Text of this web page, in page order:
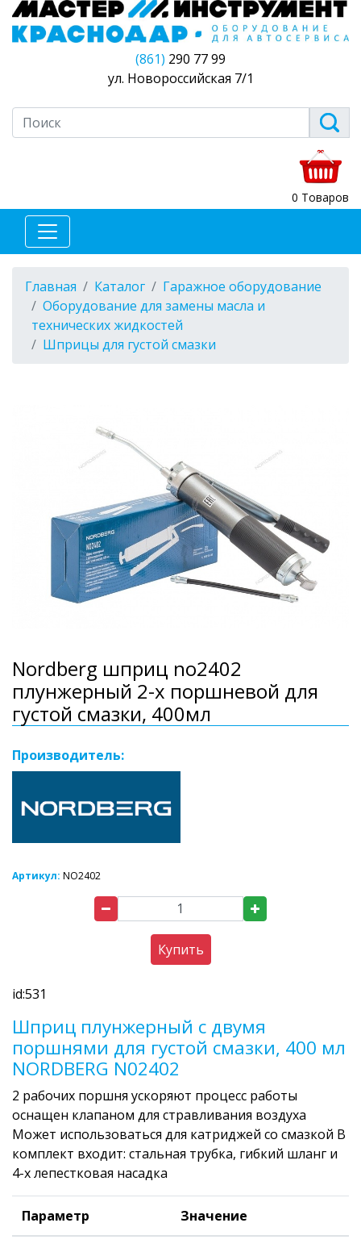
(861) 290 77 99
ул. Новороссийская 7/1
0 Товаров
Главная Каталог
Гаражное оборудование
Оборудование для замены масла и
технических жидкостей
Шприцы для густой смазки
Nordberg шприц no2402
плунжерный 2-х поршневой для
густой смазки, 400мл
Производитель:
Артикул: NO2402
Купить
id:531
Шприц плунжерный с двумя
поршнями для густой смазки, 400 мл
NORDBERG N02402
2 рабочих поршня ускоряют процесс работы
оснащен клапаном для стравливания воздуха
Может использоваться для катриджей со смазкой В
комплект входит: стальная трубка, гибкий шланг и
4-х лепестковая насадка
Параметр Значение